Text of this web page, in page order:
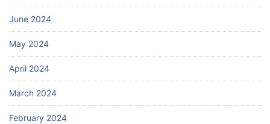
June 2024
May 2024
April 2024
March 2024
February 2024